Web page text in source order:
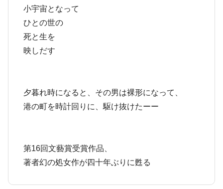
小宇宙となって
ひとの世の
死と生を
映しだす
夕暮れ時になると、その男は裸形になって、
港の町を時計回りに、駆け抜けたーー
第16回文藝賞受賞作品、
著者幻の処女作が四十年ぶりに甦る